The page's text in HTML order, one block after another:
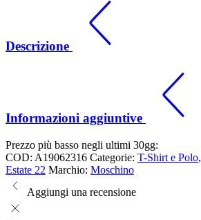
Descrizione
Informazioni aggiuntive
Prezzo più basso negli ultimi 30gg:
COD: A19062316 Categorie: T-Shirt e Polo,
Estate 22 Marchio: Moschino
Aggiungi una recensione